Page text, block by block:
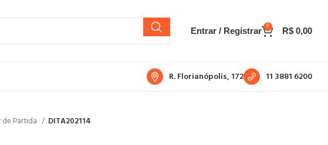
Entrar / Registrar 0 R$ 0,00
R. Florianópolis, 172 11 3881 6200
de Partida DITA202114